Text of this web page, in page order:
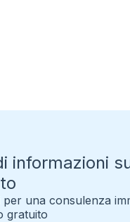
informazioni
per una consulenza
gratuito